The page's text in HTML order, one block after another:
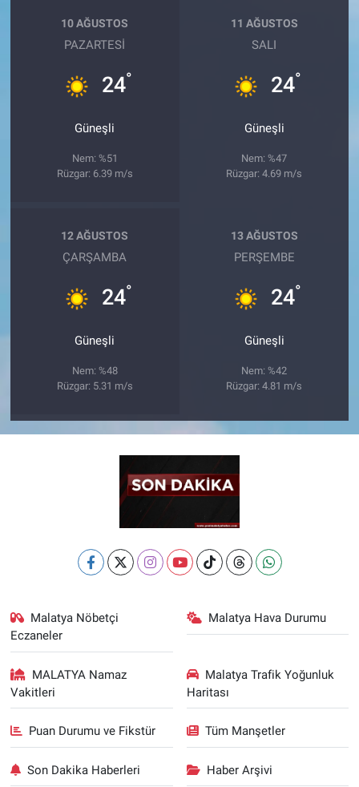
10 AĞUSTOS
PAZARTESI
24°
Güneşli
Nem: %51
Rüzgar: 6.39 m/s
11 AĞUSTOS
SALI
24°
Güneşli
Nem: %47
Rüzgar: 4.69 m/s
12 AĞUSTOS
ÇARŞAMBA
24°
Güneşli
Nem: %48
Rüzgar: 5.31 m/s
13 AĞUSTOS
PERŞEMBE
24°
Güneşli
Nem: %42
Rüzgar: 4.81 m/s
Malatya Nöbetçi
Eczaneler
Malatya Hava Durumu
MALATYA Namaz
Vakitleri
Malatya Trafik Yoğunluk
Haritası
Puan Durumu ve Fikstür Tüm Manşetler
Son Dakika Haberleri Haber Arşivi